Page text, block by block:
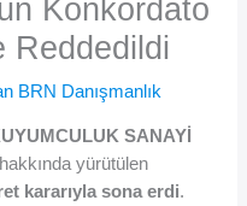
Konkordato
Reddedildi
BRN Danışmanlık
SANAYİ
hakkında yürütülen
kararıyla sona erdi.